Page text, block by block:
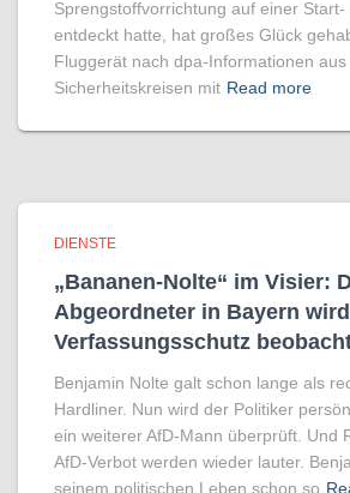
Sprengstoffvorrichtung auf einer
entdeckt hatte, hat großes Glück
Fluggerät nach dpa-Informationen aus
Sicherheitskreisen mit Read more
DIENSTE
„Bananen-Nolte“ im Visier:
Abgeordneter in Bayern
Verfassungsschutz
Benjamin Nolte galt schon lange als
Hardliner. Nun wird der Politiker
ein weiterer AfD-Mann überprüft. Und
AfD-Verbot werden wieder lauter.
seinem politischen Leben schon so